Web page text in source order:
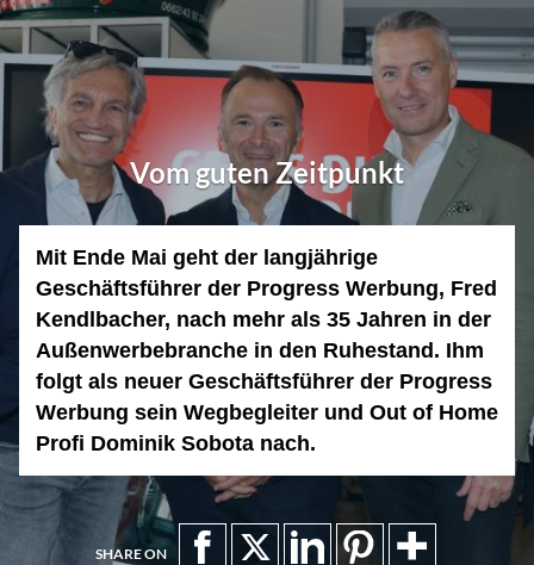
Vom guten Zeitpunkt
Mit Ende Mai geht der langjährige
Geschäftsführer der Progress Werbung, Fred
Kendlbacher, nach mehr als 35 Jahren in der
Außenwerbebranche in den Ruhestand. Ihm
folgt als neuer Geschäftsführer der Progress
Werbung sein Wegbegleiter und Out of Home
Profi Dominik Sobota nach.
SHARE ON